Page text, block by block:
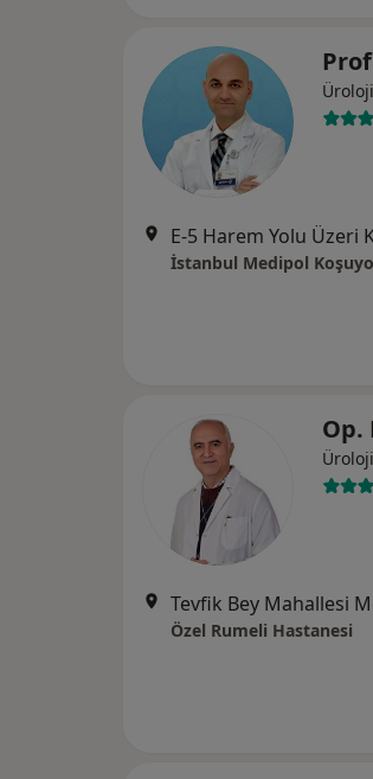
Üroloji
E-5 Harem Yolu Üzeri
İstanbul Medipol
Op.
Üroloji
Özel Rumeli Hastanesi